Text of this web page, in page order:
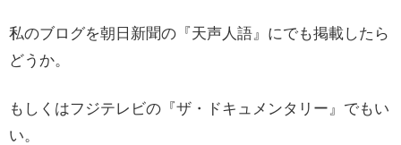
私のブログを朝日新聞の『天声人語』にでも掲載したら
どうか。
もしくはフジテレビの『ザ・ドキュメンタリー』でもい
い。